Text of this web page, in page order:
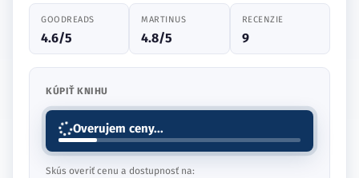
GOODREADS
4.6/5
MARTINUS
4.8/5
RECENZIE
9
KÚPIŤ KNIHU
Overujem ceny...
Skús overiť cenu a dostupnosť na: